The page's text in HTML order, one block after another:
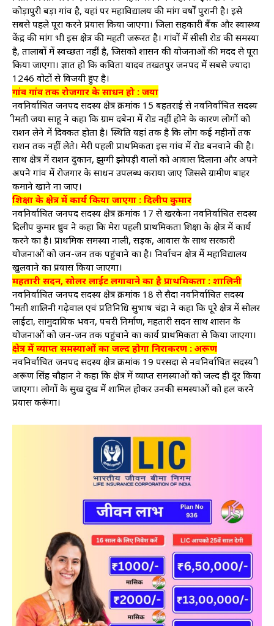
कोड़ापुरी बड़ा गांव है, यहां पर महाविद्यालय की मांग वर्षों पुरानी है। इसे
सबसे पहले पूरा करने प्रयास किया जाएगा। जिला सहकारी बैंक और स्वास्थ्य
केंद्र की मांग भी इस क्षेत्र की महती जरूरत है। गांवों में सीसी रोड की समस्या
है, तालाबों में स्वच्छता नहीं है, जिसको शासन की योजनाओं की मदद से पूरा
किया जाएगा। ज्ञात हो कि कविता यादव तखतपुर जनपद में सबसे ज्यादा
1246 वोटों से विजयी हुए है।
गांव गांव तक रोजगार के साधन हो : जया
नवनिर्वाचित जनपद सदस्य क्षेत्र क्रमांक 15 बहतराई से नवनिर्वाचित सदस्य
श्रीमती जया साहू ने कहा कि ग्राम दबेना में रोड नहीं होने के कारण लोगों को
राशन लेने में दिक्कत होता है। स्थिति यहां तक है कि लोग कई महीनों तक
राशन तक नहीं लेते। मेरी पहली प्राथमिकता इस गांव में रोड बनवाने की है।
साथ क्षेत्र में राशन दुकान, झुग्गी झोपड़ी वालों को आवास दिलाना और अपने
अपने गांव में रोजगार के साधन उपलब्ध कराया जाए जिससे ग्रामीण बाहर
कमाने खाने ना जाए।
शिक्षा के क्षेत्र में कार्य किया जाएगा : दिलीप कुमार
नवनिर्वाचित जनपद सदस्य क्षेत्र क्रमांक 17 से खरकेना नवनिर्वाचित सदस्य
दिलीप कुमार ध्रुव ने कहा कि मेरा पहली प्राथमिकता शिक्षा के क्षेत्र में कार्य
करने का है। प्राथमिक समस्या नाली, सड़क, आवास के साथ सरकारी
योजनाओं को जन-जन तक पहुंचाने का है। निर्वाचन क्षेत्र में महाविद्यालय
खुलवाने का प्रयास किया जाएगा।
महतारी सदन, सोलर लाईट लगावाने का है प्राथमिकता : शालिनी
नवनिर्वाचित जनपद सदस्य क्षेत्र क्रमांक 18 से सैदा नवनिर्वाचित सदस्य
श्रीमती शालिनी गढ़ेवाल एवं प्रतिनिधि सुभाष चंद्रा ने कहा कि पूरे क्षेत्र में सोलर
लाईटा, सामुदायिक भवन, पचरी निर्माण, महतारी सदन साथ शासन के
योजनाओं को जन-जन तक पहुंचाने का कार्य प्राथमिकता से किया जाएगा।
क्षेत्र में व्याप्त समस्याओं का जल्द होगा निराकरण : अरूण
नवनिर्वाचित जनपद सदस्य क्षेत्र क्रमांक 19 परसदा से नवनिर्वाचित सदस्य श्री
अरूण सिंह चौहान ने कहा कि क्षेत्र में व्याप्त समस्याओं को जल्द ही दूर किया
जाएगा। लोगों के सुख दुख में शामिल होकर उनकी समस्याओं को हल करने
प्रयास करूंगा।